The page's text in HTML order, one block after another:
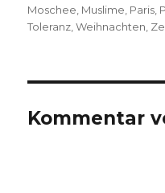
Moschee Muslime Paris
Toleranz ,Weihnachten
Kommentar